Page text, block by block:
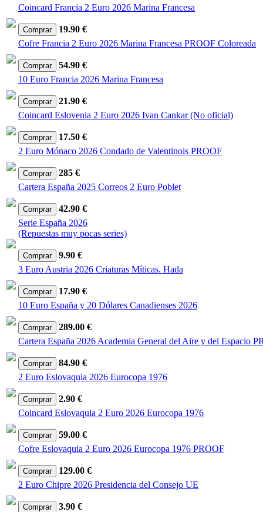
Coincard Francia 2 Euro 2026 Marina Francesa
19.90 €
Cofre Francia 2 Euro 2026 Marina Francesa PROOF Coloreada
54.90 €
10 Euro Francia 2026 Marina Francesa
21.90 €
Coincard Eslovenia 2 Euro 2026 Ivan Cankar (No oficial)
17.50 €
2 Euro Mónaco 2026 Condado de Valentinois PROOF
285 €
Cartera España 2025 Correos 2 Euro Poblet
42.90 €
Serie España 2026
(Repuestas muy pocas series)
9.90 €
3 Euro Austria 2026 Criaturas Míticas. Hada
17.90 €
10 Euro España y 20 Dólares Canadienses 2026
289.00 €
Cartera España 2026 Academia General del Aire y del Espacio
84.90 €
2 Euro Eslovaquia 2026 Eurocopa 1976
2.90 €
Coincard Eslovaquia 2 Euro 2026 Eurocopa 1976
59.00 €
Cofre Eslovaquia 2 Euro 2026 Eurocopa 1976 PROOF
129.00 €
2 Euro Chipre 2026 Presidencia del Consejo UE
3.90 €